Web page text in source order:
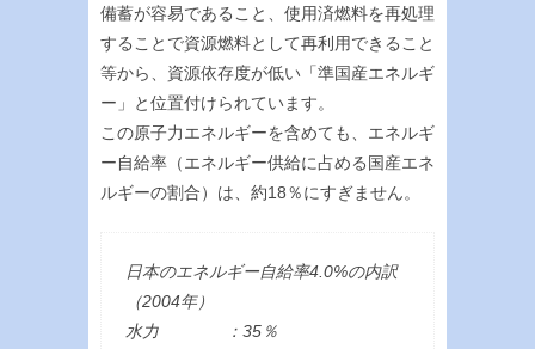
備蓄が容易であること、使用済燃料を再処理
することで資源燃料として再利用できること
等から、資源依存度が低い「準国産エネルギ
ー」と位置付けられています。
この原子力エネルギーを含めても、エネルギ
ー自給率（エネルギー供給に占める国産エネ
ルギーの割合）は、約18％にすぎません。
日本のエネルギー自給率4.0%の内訳
（2004年）
水力 ：35％